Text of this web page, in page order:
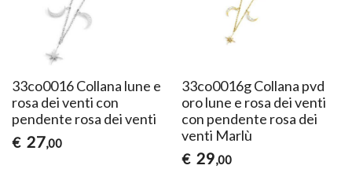
33co0016 Collana lune e
rosa dei venti con
pendente rosa dei venti
€ 27,00
33co0016g Collana pvd
oro lune e rosa dei venti
con pendente rosa dei
venti Marlù
€ 29,00